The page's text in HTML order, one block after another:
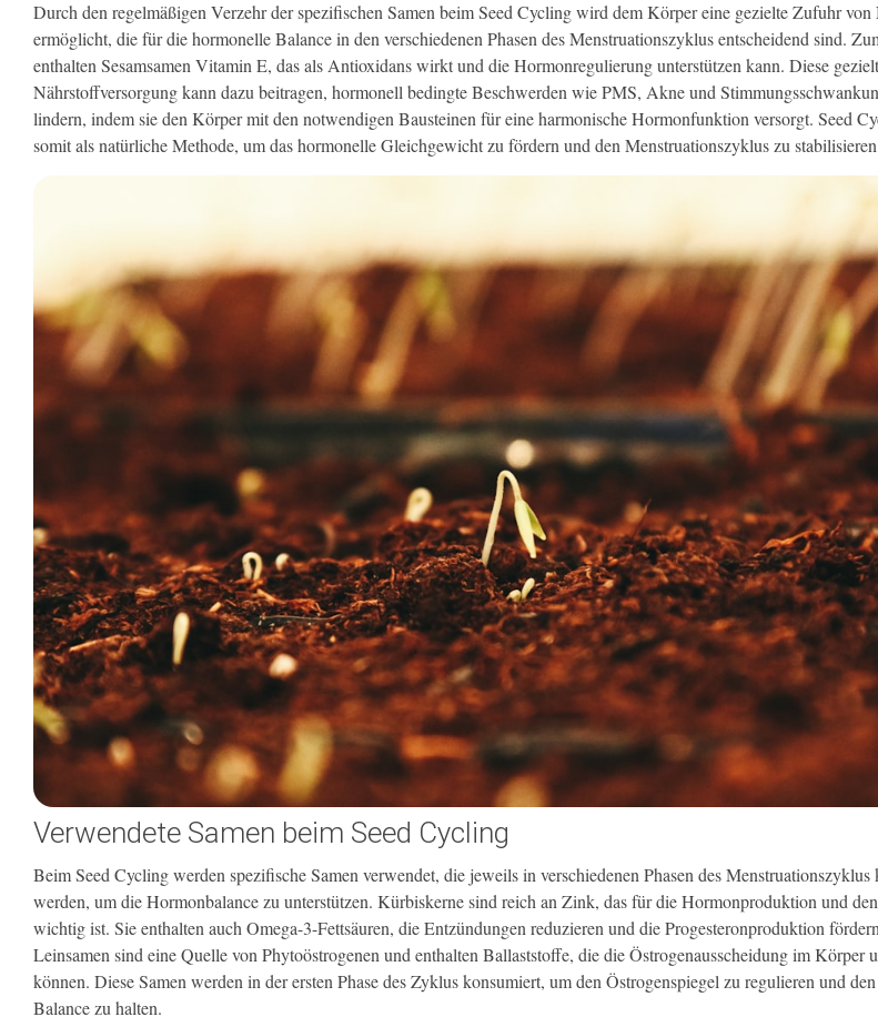
Durch den regelmäßigen Verzehr der spezifischen Samen beim Seed Cycling wird dem Körper eine gezielte Zufuhr von
ermöglicht, die für die hormonelle Balance in den verschiedenen Phasen des Menstruationszyklus entscheidend sind.
enthalten Sesamsamen Vitamin E, das als Antioxidans wirkt und die Hormonregulierung unterstützen kann. Diese
Nährstoffversorgung kann dazu beitragen, hormonell bedingte Beschwerden wie PMS, Akne und
lindern, indem sie den Körper mit den notwendigen Bausteinen für eine harmonische Hormonfunktion versorgt. Seed
somit als natürliche Methode, um das hormonelle Gleichgewicht zu fördern und den Menstruationszyklus zu
Verwendete Samen beim Seed Cycling
Beim Seed Cycling werden spezifische Samen verwendet, die jeweils in verschiedenen Phasen des Menstruationszyklus
werden, um die Hormonbalance zu unterstützen. Kürbiskerne sind reich an Zink, das für die Hormonproduktion und
wichtig ist. Sie enthalten auch Omega-3-Fettsäuren, die Entzündungen reduzieren und die Progesteronproduktion
Leinsamen sind eine Quelle von Phytoöstrogenen und enthalten Ballaststoffe, die die Östrogenausscheidung im Körper
können. Diese Samen werden in der ersten Phase des Zyklus konsumiert, um den Östrogenspiegel zu regulieren und
Balance zu halten.